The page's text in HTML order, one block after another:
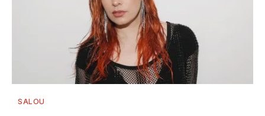
SALOU